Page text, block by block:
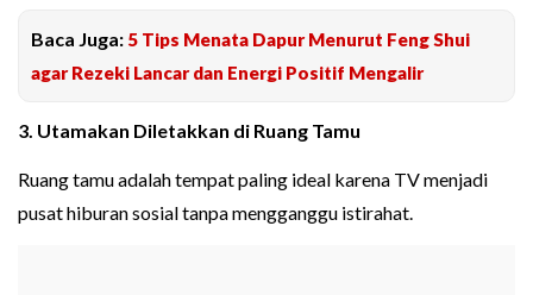
Baca Juga: 5 Tips Menata Dapur Menurut Feng Shui
agar Rezeki Lancar dan Energi Positif Mengalir
3. Utamakan Diletakkan di Ruang Tamu
Ruang tamu adalah tempat paling ideal karena TV menjadi
pusat hiburan sosial tanpa mengganggu istirahat.